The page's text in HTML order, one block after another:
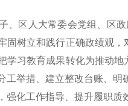
区人大常委会党组、区政
固树立和践行正确政绩观
学习教育成果转化为推动
工举措、建立整改台账、
强化工作指导、提升履职